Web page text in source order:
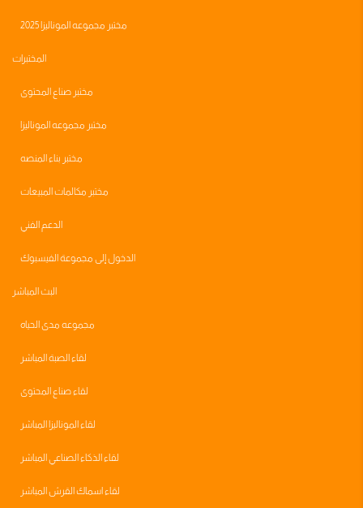
مختبر مجموعه الموناليزا 2025
المختبرات
مختبر صناع المحتوى
مختبر مجموعه الموناليزا
مختبر بناء المنصه
مختبر مكالمات المبيعات
الدعم الفني
الدخول إلى مجموعة الفيسبوك
البث المباشر
مجموعه مدى الحياه
لقاء الصبة المباشر
لقاء صناع المحتوى
لقاء الموناليزا المباشر
لقاء الذكاء الصناعي المباشر
لقاء اسماك القرش المباشر